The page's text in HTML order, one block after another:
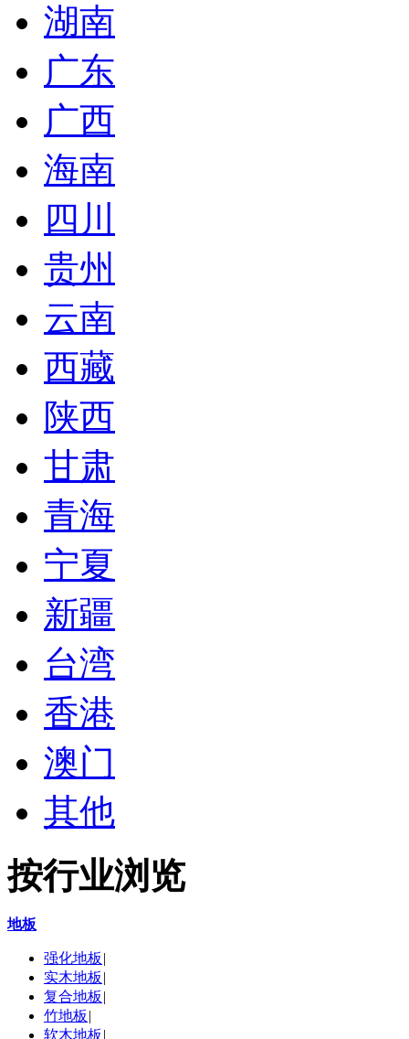
湖南
广东
广西
海南
四川
贵州
云南
西藏
陕西
甘肃
青海
宁夏
新疆
台湾
香港
澳门
其他
按行业浏览
地板
强化地板 |
实木地板 |
复合地板 |
竹地板 |
软木地板 |